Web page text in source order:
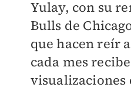
Yulay, con su
Bulls de
que hacen reír
cada mes
visualizaciones